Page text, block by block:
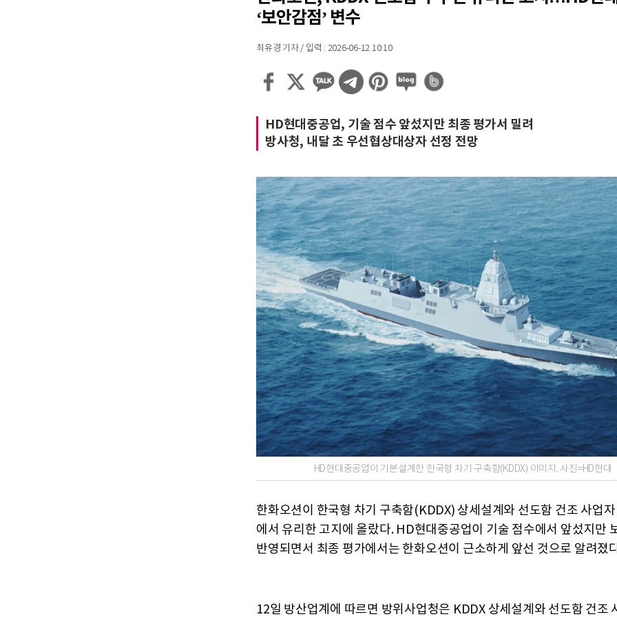
‘보안감점’ 변수
최유경 기자 / 입력 : 2026-06-12 10:10
HD현대중공업, 기술 점수 앞섰지만 최종 평가서 밀려
방사청, 내달 초 우선협상대상자 선정 전망
HD현대중공업이 기본설계한 한국형 차기 구축함(KDDX) 이미지. 사진=HD현대
한화오션이 한국형 차기 구축함(KDDX) 상세설계와 선도함 건조 사업자
에서 유리한 고지에 올랐다. HD현대중공업이 기술 점수에서 앞섰지만
반영되면서 최종 평가에서는 한화오션이 근소하게 앞선 것으로 알려졌
12일 방산업계에 따르면 방위사업청은 KDDX 상세설계와 선도함 건조